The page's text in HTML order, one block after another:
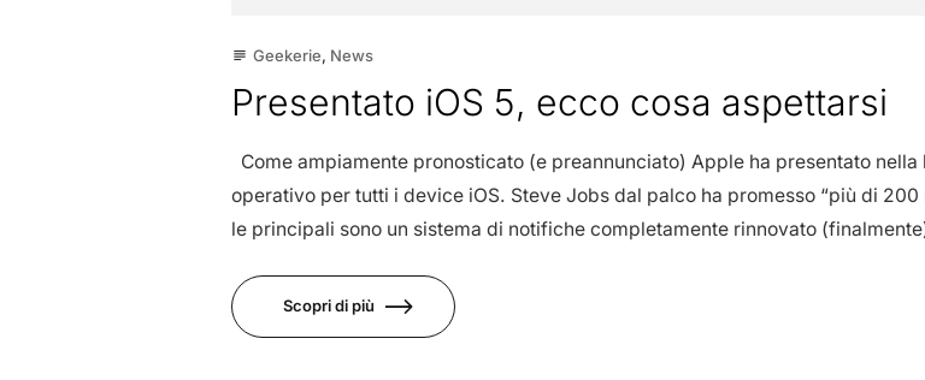
subject Geekerie, News
Presentato iOS 5, ecco cosa aspettarsi
Come ampiamente pronosticato (e preannunciato) Apple ha presentato
operativo per tutti i device iOS. Steve Jobs dal palco ha promesso “più di
le principali sono un sistema di notifiche completamente rinnovato
Scopri di più